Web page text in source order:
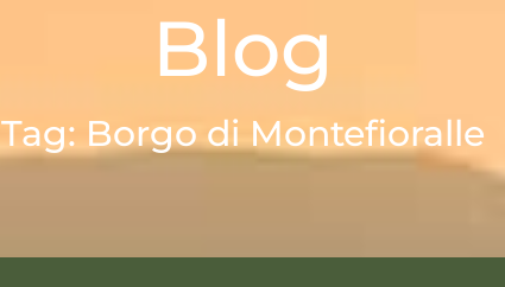
Blog
Tag: Borgo di Montefioralle